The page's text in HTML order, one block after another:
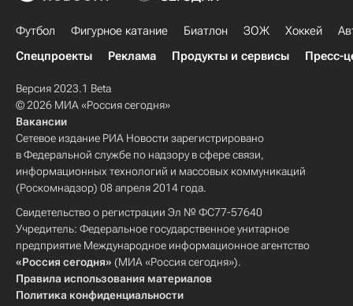
Футбол Фигурное катание Биатлон ЗОЖ Хоккей
Спецпроекты
Реклама Продукты и сервисы Пресс-
Версия 2023.1 Beta
© 2026 МИА «Россия сегодня»
Вакансии
Сетевое издание РИА Новости зарегистрировано
в Федеральной службе по надзору в сфере связи,
информационных технологий и массовых коммуникаций
(Роскомнадзор) 08 апреля 2014 года.
Свидетельство о регистрации Эл № ФС77-57640
Учредитель: Федеральное государственное унитарное
предприятие Международное информационное агентство
«Россия сегодня» (МИА «Россия сегодня»).
Правила использования материалов
Политика конфиденциальности